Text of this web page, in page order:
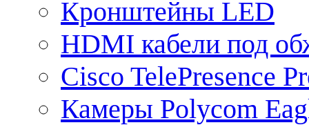
Кронштейны LED
HDMI кабели под
Cisco TelePresence
Камеры Polycom